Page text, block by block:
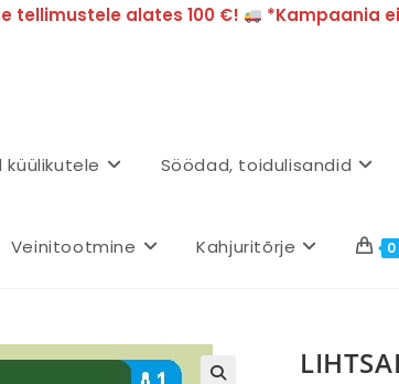
tellimustele alates 100 €! *Kampaania
küülikutele Söödad, toidulisandid
Veinitootmine Kahjuritõrje 0